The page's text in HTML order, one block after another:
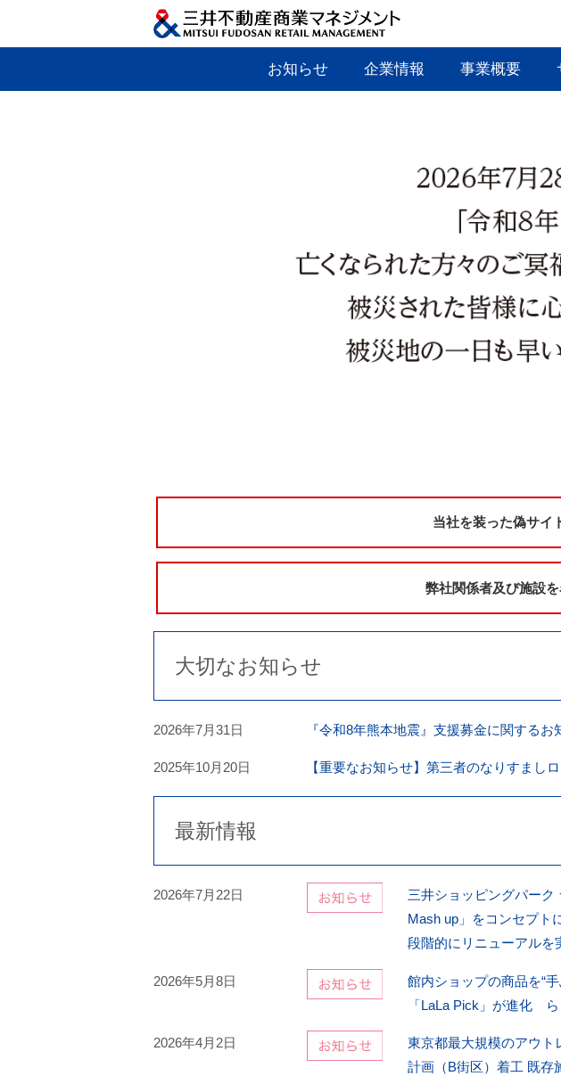
お知らせ 企業情報 事業概要
当社を装った偽サイ
弊社関係者及び施設
大切なお知らせ
2026年7月31日 『令和8年熊本地震』支援募金に関するお
2025年10月20日 【重要なお知らせ】第三者のなりすまし
最新情報
2026年7月22日
三井ショッピングパーク
Mash up」をコンセプト
段階的にリニューアルを
2026年5月8日
館内ショップの商品を“
「LaLa Pick」が進化
2026年4月2日
東京都最大規模のアウト
計画（B街区）着工 既